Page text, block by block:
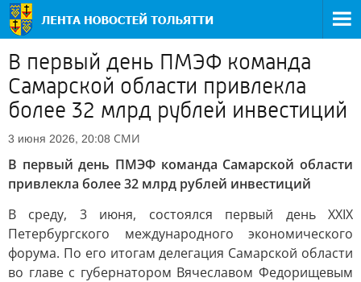
В первый день ПМЭФ команда
Самарской области привлекла
более 32 млрд рублей инвестиций
3 июня 2026, 20:08 СМИ
В первый день ПМЭФ команда Самарской области
привлекла более 32 млрд рублей инвестиций
В среду, 3 июня, состоялся первый день ХХIХ
Петербургского международного экономического
форума. По его итогам делегация Самарской области
во главе с губернатором Вячеславом Федорищевым